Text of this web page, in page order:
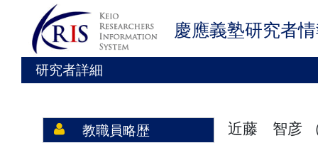
慶應義塾研究者
研究者詳細
教職員略歴
近藤 智彦